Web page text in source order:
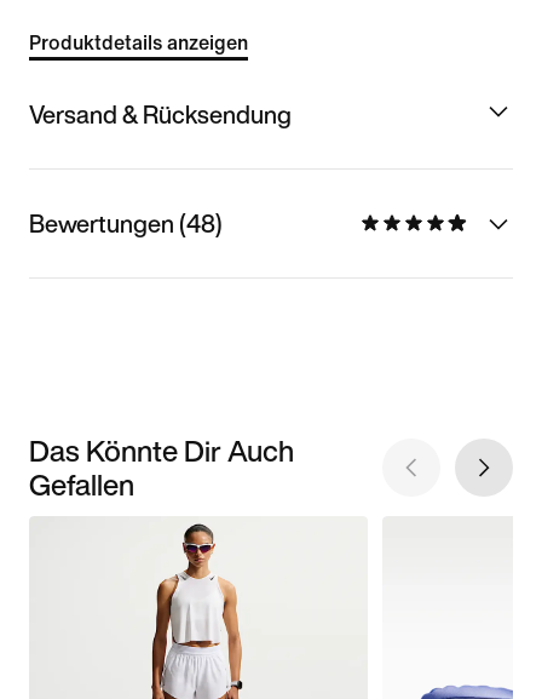
Produktdetails anzeigen
Versand & Rücksendung
Bewertungen (48)
Das Könnte Dir Auch
Gefallen